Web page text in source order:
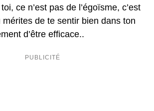
ce n’est pas de l’égoïsme, c’est
de te sentir bien dans ton
d’être efficace..